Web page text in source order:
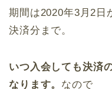
期間は2020年3月2日
決済分まで。
いつ入会しても決済
なります。 なので